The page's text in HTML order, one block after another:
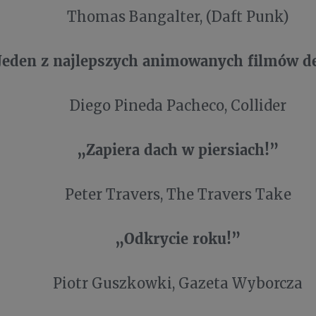
Thomas Bangalter, (Daft Punk)
z najlepszych animowanych filmów
Diego Pineda Pacheco, Collider
„Zapiera dach w piersiach!”
Peter Travers, The Travers Take
„Odkrycie roku!”
Piotr Guszkowki, Gazeta Wyborcza